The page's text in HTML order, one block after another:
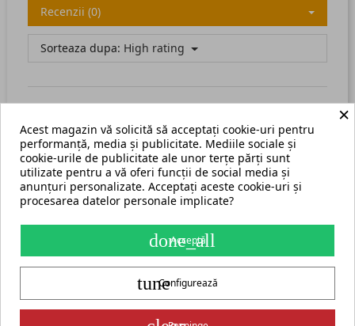
Recenzii (0)
Sorteaza dupa: High rating
There are no available reviews.Scrie recenzia ta.
Termeni și condiții Harta site
S.C. ECHIPAMENTE ROMANIA s.r.l.
str. Grigore Ghica Voda nr. 3, Iași, cod postal 700503
contact@cormak.ro
+40 775 333 666
Partener oficial exclusiv al producătorului CORMAK Jerzy Zalewski
✆Contact
×
Acest magazin vă solicită să acceptați cookie-uri pentru
performanță, media și publicitate. Mediile sociale și
cookie-urile de publicitate ale unor terțe părți sunt
utilizate pentru a vă oferi funcții de social media și
anunțuri personalizate. Acceptați aceste cookie-uri și
procesarea datelor personale implicate?
done_all
Acceptă
tuneConfigurează